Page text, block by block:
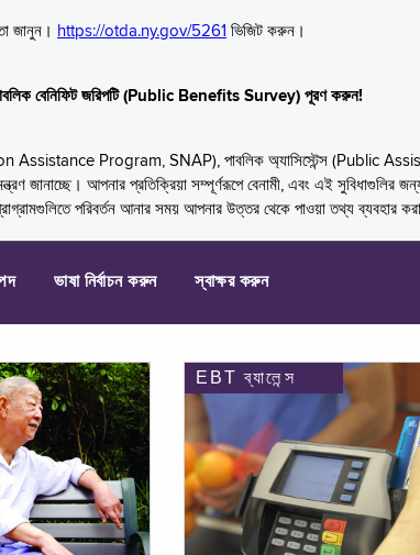
জানুন। https://otda.ny.gov/5261 ভিজিট করুন।
পাবলিক বেনিফিট জরিপটি (Public Benefits Survey) পূরণ করুন!
Assistance Program, SNAP), পাবলিক অ্যাসিস্টেন্স (Public
আপনার প্রতিক্রিয়া সম্পূর্ণরূপে বেনামী, এবং এই সুবিধাগুলির
পরিবর্তন আনার সময় আপনার উত্তর থেকে পাওয়া তথ্য ব্যবহার
ভাষা নির্বাচন করুন স্বাক্ষর করুন
EBT ব্যালেন্স